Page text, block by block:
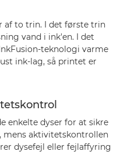
af to trin. I det første trin
vand i ink'en. I det
teknologi varme
ink-lag, så printet er
enkelte dyser for at sikre
aktivitetskontrollen
dysefejl eller fejlaffyring